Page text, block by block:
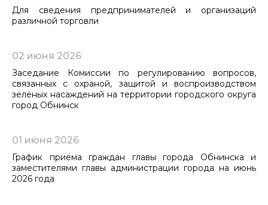
Для сведения предпринимателей и организаций
различной торговли
02 июня 2026
Заседание Комиссии по регулированию вопросов,
связанных с охраной, защитой и воспроизводством
зелёных насаждений на территории городского округа
город Обнинск
01 июня 2026
График приёма граждан главы города Обнинска и
заместителями главы администрации города на июнь
2026 года